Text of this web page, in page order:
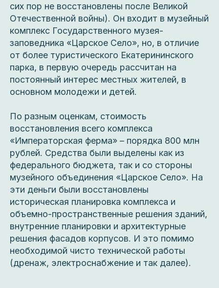
сих пор не восстановлены после Великой
Отечественной войны). Он входит в музейный
комплекс Государственного музея-
заповедника «Царское Село», но, в отличие
от более туристического Екатерининского
парка, в первую очередь рассчитан на
постоянный интерес местных жителей, в
основном молодежи и детей.
По разным оценкам, стоимость
восстановления всего комплекса
«Императорская ферма» – порядка 800 млн
рублей. Средства были выделены как из
федерального бюджета, так и со стороны
музейного объединения «Царское Село». На
эти деньги были восстановлены
историческая планировка комплекса и
объемно-пространственные решения зданий,
внутренние планировки и архитектурные
решения фасадов корпусов. И это помимо
необходимой чисто технической работы
(дренаж, электроснабжение и так далее).